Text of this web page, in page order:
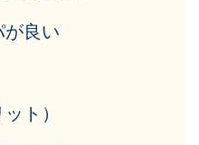
が良い
ト）